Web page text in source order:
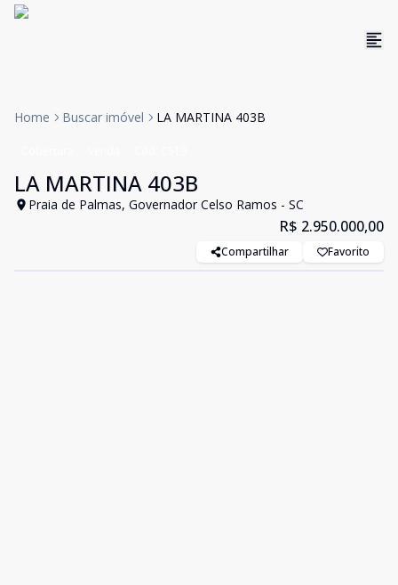
Home Buscar imóvel LA MARTINA 403B
LA MARTINA 403B
Praia de Palmas, Governador Celso Ramos - SC
R$ 2.950.000,00
Compartilhar Favorito